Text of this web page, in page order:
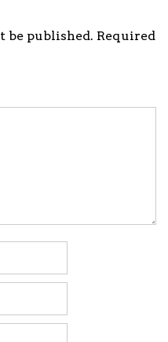
be published. Required